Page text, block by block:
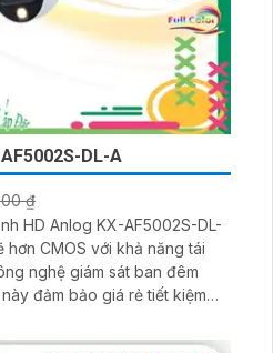
DL-A
₫
HD Anlog KX-AF5002S-DL-
hơn CMOS với khả năng tái
đảm bảo giá rẻ tiết kiệm
MP và công nghệ AHD CVI